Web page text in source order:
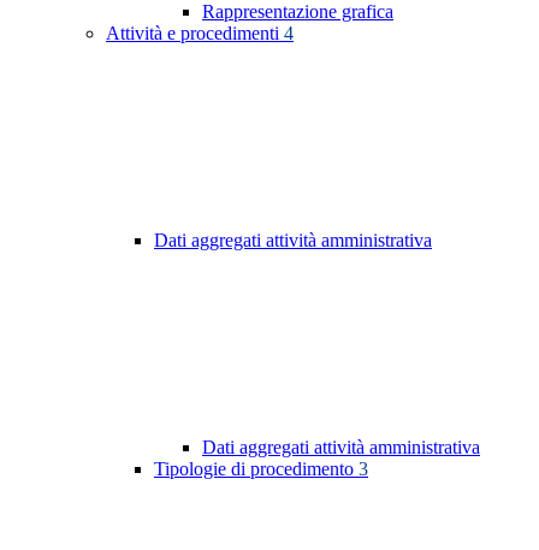
Rappresentazione grafica
Attività e procedimenti 4
Dati aggregati attività amministrativa
Dati aggregati attività amministrativa
Tipologie di procedimento 3